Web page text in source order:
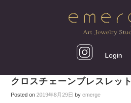
Login
クロスチェーンブレスレット
Posted on2019年8月29日 byemerge